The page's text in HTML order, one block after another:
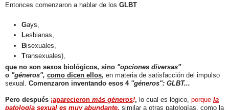
Entonces comenzaron a hablar de los GLBT
Gays,
Lesbianas,
Bisexuales,
Transexuales),
que no son sexos biológicos, sino "opciones diversas"
o "géneros", como dicen ellos, en materia de satisfacción del impulso
sexual. Comenzaron inventando esos 4 "géneros": GLBT...
Pero después ¡aparecieron más géneros!, lo cual es lógico, porque la
patología sexual es muy abundante, similar a otras patologías, como la